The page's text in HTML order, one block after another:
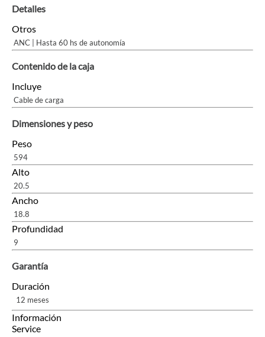
Detalles
Otros
ANC | Hasta 60 hs de autonomía
Contenido de la caja
Incluye
Cable de carga
Dimensiones y peso
Peso
594
Alto
20.5
Ancho
18.8
Profundidad
9
Garantía
Duración
12 meses
Información
Service